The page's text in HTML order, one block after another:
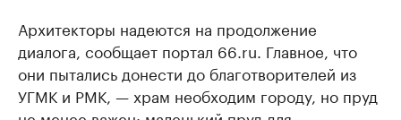
Архитекторы надеются на продолжение
диалога, сообщает портал 66.ru. Главное, что
они пытались донести до благотворителей из
УГМК и РМК, — храм необходим городу, но пруд